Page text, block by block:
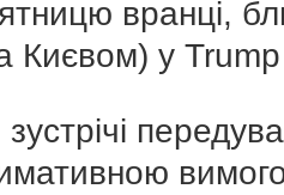
вранці,
Києвом) у Trump